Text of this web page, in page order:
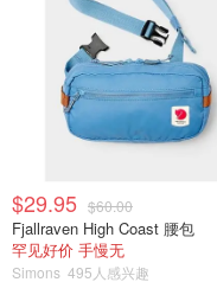
$29.95 $60.00
Fjallraven High Coast 腰包
罕见好价 手慢无
Simons 495人感兴趣